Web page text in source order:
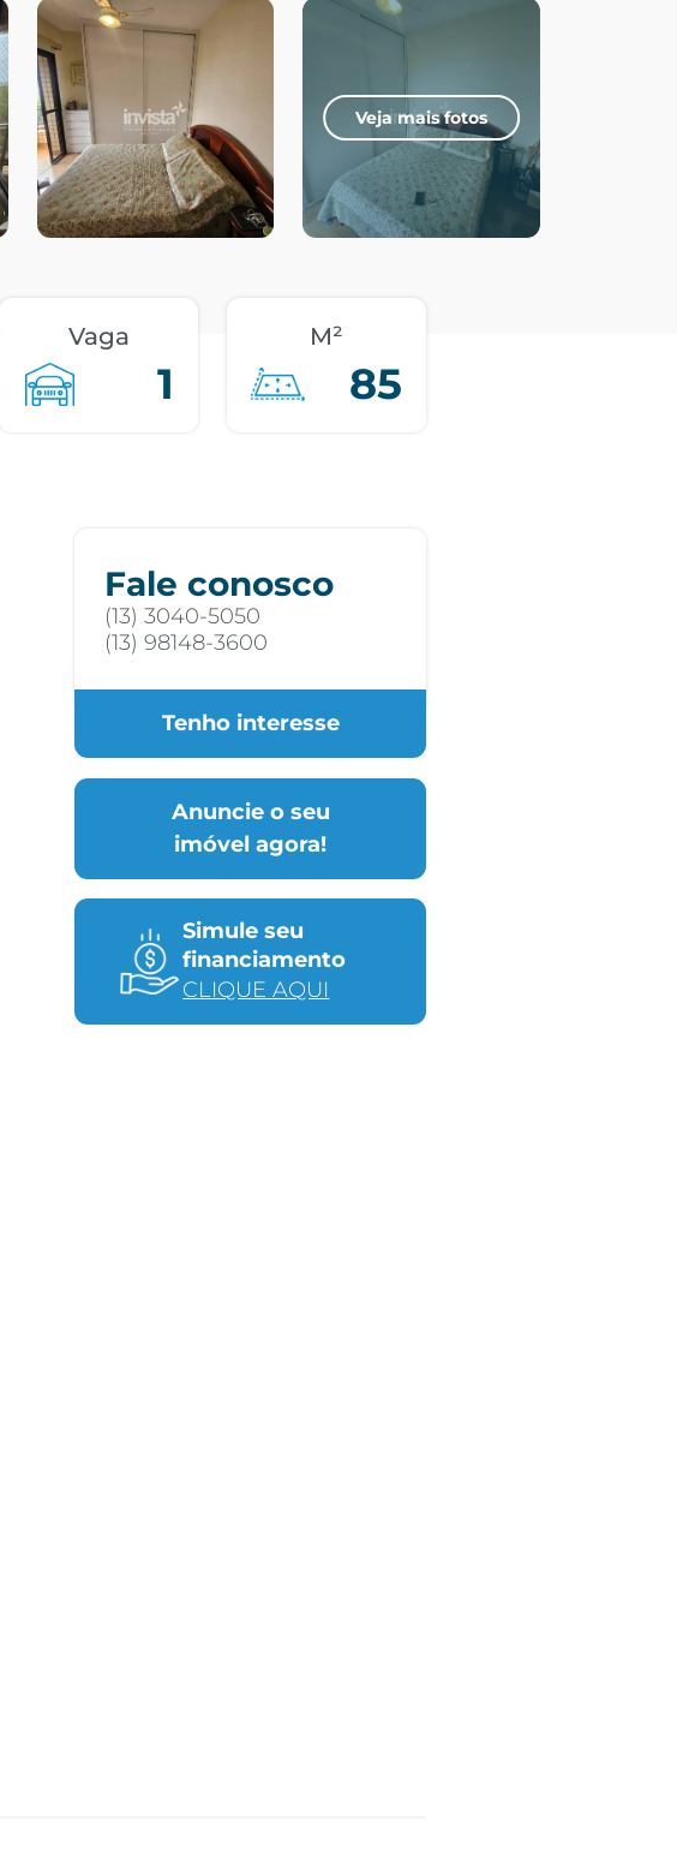
Veja mais fotos
Vaga
1
M²
85
Fale conosco
(13) 3040-5050
(13) 98148-3600
Tenho interesse
Anuncie o seu
imóvel agora!
Simule seu
financiamento
CLIQUE AQUI